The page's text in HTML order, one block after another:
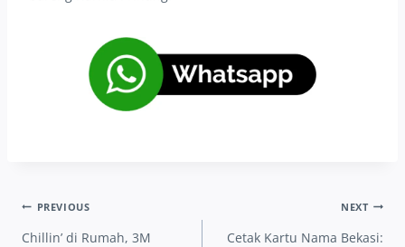
Post
navigation
PREVIOUS
Chillin’ di Rumah, 3M
NEXT
Cetak Kartu Nama Bekasi: